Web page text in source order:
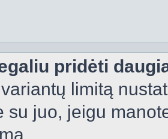
pridėti
limitą
su juo, jeigu